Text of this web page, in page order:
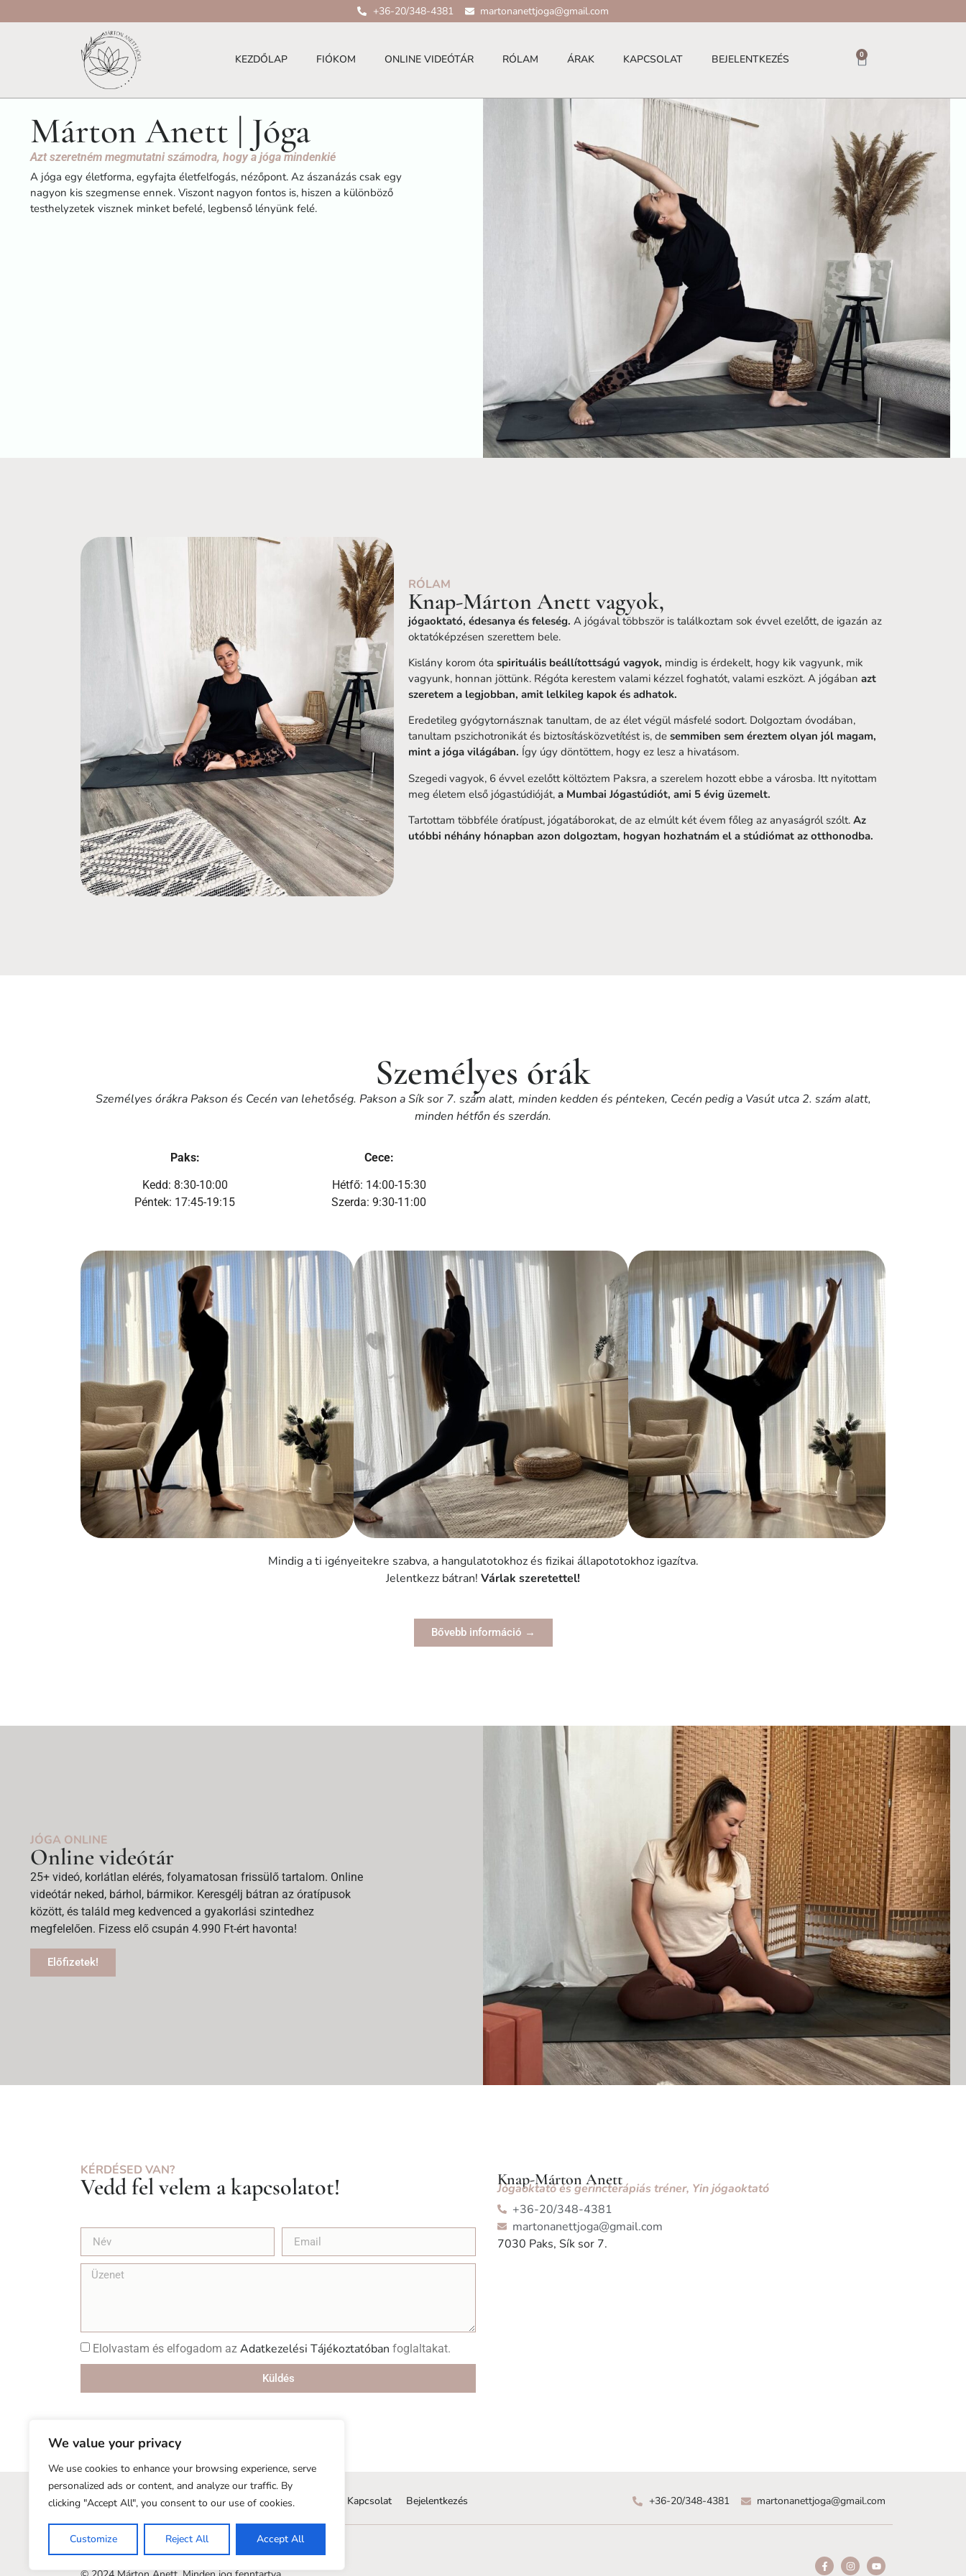
We value your privacy
We use cookies to enhance your browsing experience, serve
personalized ads or content, and analyze our traffic. By
clicking "Accept All", you consent to our use of cookies.
Customize Reject All Accept All
+36-20/348-4381 martonanettjoga@gmail.com
KEZDŐLAP FIÓKOM ONLINE VIDEÓTÁR RÓLAM ÁRAK KAPCSOLAT BEJELENTKEZÉS 0
Márton Anett | Jóga
Azt szeretném megmutatni számodra, hogy a jóga mindenkié
A jóga egy életforma, egyfajta életfelfogás, nézőpont. Az ászanázás csak egy
nagyon kis szegmense ennek. Viszont nagyon fontos is, hiszen a különböző
testhelyzetek visznek minket befelé, legbenső lényünk felé.
RÓLAM
Knap-Márton Anett vagyok,
jógaoktató, édesanya és feleség. A jógával többször is találkoztam sok évvel ezelőtt, de igazán az
oktatóképzésen szerettem bele.
Kislány korom óta spirituális beállítottságú vagyok, mindig is érdekelt, hogy kik vagyunk, mik
vagyunk, honnan jöttünk. Régóta kerestem valami kézzel foghatót, valami eszközt. A jógában azt
szeretem a legjobban, amit lelkileg kapok és adhatok.
Eredetileg gyógytornásznak tanultam, de az élet végül másfelé sodort. Dolgoztam óvodában,
tanultam pszichotronikát és biztosításközvetítést is, de semmiben sem éreztem olyan jól magam,
mint a jóga világában. Így úgy döntöttem, hogy ez lesz a hivatásom.
Szegedi vagyok, 6 évvel ezelőtt költöztem Paksra, a szerelem hozott ebbe a városba. Itt nyitottam
meg életem első jógastúdióját, a Mumbai Jógastúdiót, ami 5 évig üzemelt.
Tartottam többféle óratípust, jógatáborokat, de az elmúlt két évem főleg az anyaságról szólt. Az
utóbbi néhány hónapban azon dolgoztam, hogyan hozhatnám el a stúdiómat az otthonodba.
Személyes órák
Személyes órákra Pakson és Cecén van lehetőség. Pakson a Sík sor 7. szám alatt, minden kedden és pénteken, Cecén pedig a Vasút utca 2. szám alatt,
minden hétfőn és szerdán.
Paks:
Kedd: 8:30-10:00
Péntek: 17:45-19:15
Cece:
Hétfő: 14:00-15:30
Szerda: 9:30-11:00
Mindig a ti igényeitekre szabva, a hangulatotokhoz és fizikai állapototokhoz igazítva.
Jelentkezz bátran! Várlak szeretettel!
Bővebb információ →
JÓGA ONLINE
Online videótár
25+ videó, korlátlan elérés, folyamatosan frissülő tartalom. Online
videótár neked, bárhol, bármikor. Keresgélj bátran az óratípusok
között, és találd meg kedvenced a gyakorlási szintedhez
megfelelően. Fizess elő csupán 4.990 Ft-ért havonta!
Előfizetek!
KÉRDÉSED VAN?
Vedd fel velem a kapcsolatot!
Elolvastam és elfogadom az Adatkezelési Tájékoztatóban foglaltakat.
Küldés
Knap-Márton Anett
Jógaoktató és gerincterápiás tréner, Yin jógaoktató
+36-20/348-4381
martonanettjoga@gmail.com
7030 Paks, Sík sor 7.
Kezdőlap Fiókom Online Videótár Rólam Kapcsolat Bejelentkezés +36-20/348-4381 martonanettjoga@gmail.com
Adatkezelési Tájékoztató
Általános Szerződési Feltételek